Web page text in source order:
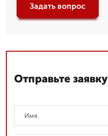
Задать вопрос
Отправьте заявку